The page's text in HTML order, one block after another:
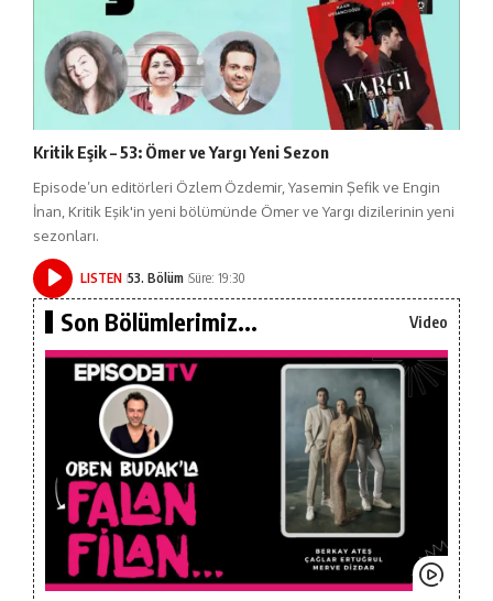
Kritik Eşik – 53: Ömer ve Yargı Yeni Sezon
Episode’un editörleri Özlem Özdemir, Yasemin Şefik ve Engin
İnan, Kritik Eşik'in yeni bölümünde Ömer ve Yargı dizilerinin yeni
sezonları.
LISTEN 53. Bölüm Süre: 19:30
Son Bölümlerimiz... Video